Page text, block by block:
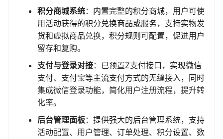
积分商城系统：内置完整的积分商城，用户可使
用活动获得的积分兑换商品或服务，支持实物发
货和虚拟商品兑换，积分规则可配置，促进用户
留存和复购。
支付与登录对接：已预置Z支付接口，实现微信
支付、支付宝等主流支付方式的无缝接入，同时
集成微信登录功能，简化用户注册流程，提升转
化率。
后台管理面板：提供强大的后台管理系统，支持
活动配置、用户管理、订单处理、积分设置、数